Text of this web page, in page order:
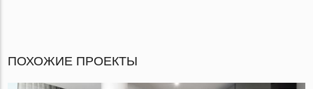
ПОХОЖИЕ ПРОЕКТЫ